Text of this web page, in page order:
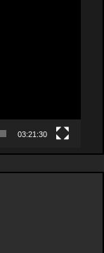
03:21:30